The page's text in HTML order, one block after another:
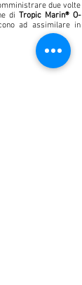
due volte
diTropic Marin® O-
ad assimilare in